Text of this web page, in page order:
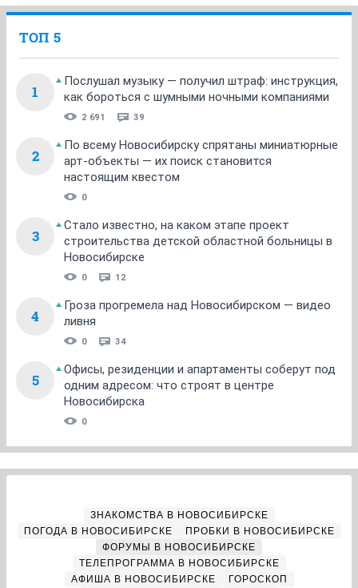
ТОП 5
1
Послушал музыку — получил штраф: инструкция,
как бороться с шумными ночными компаниями
2 691 39
2
По всему Новосибирску спрятаны миниатюрные
арт-объекты — их поиск становится
настоящим квестом
0
3
Стало известно, на каком этапе проект
строительства детской областной больницы в
Новосибирске
0 12
4
Гроза прогремела над Новосибирском — видео
ливня
0 34
5
Офисы, резиденции и апартаменты соберут под
одним адресом: что строят в центре
Новосибирска
0
ЗНАКОМСТВА В НОВОСИБИРСКЕ
ПОГОДА В НОВОСИБИРСКЕ
ПРОБКИ В НОВОСИБИРСКЕ
ФОРУМЫ В НОВОСИБИРСКЕ
ТЕЛЕПРОГРАММА В НОВОСИБИРСКЕ
АФИША В НОВОСИБИРСКЕ
ГОРОСКОП